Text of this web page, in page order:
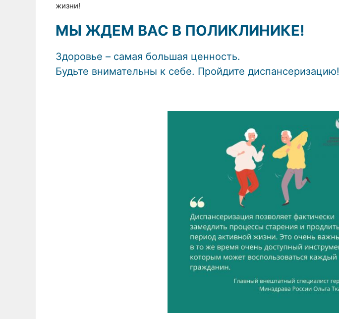
жизни!
МЫ ЖДЕМ ВАС В ПОЛИКЛИНИКЕ!
Здоровье – самая большая ценность.
Будьте внимательны к себе. Пройдите диспансеризацию!